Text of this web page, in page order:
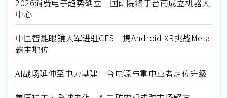
中心
中国智能眼镜大军进驻CES 携Android XR挑战Meta
霸主地位
AI战场延伸至电力基建 台电源与重电业者定位升级